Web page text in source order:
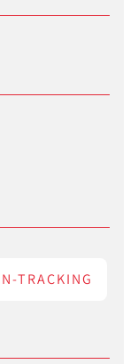
TRACKING